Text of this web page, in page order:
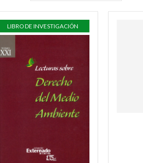
LIBRO DE INVESTIGACIÓN